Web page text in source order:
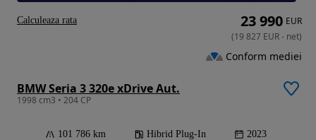
BMW Seria 3 320e xDrive Aut.
1998 cm3 • 204 CP
101 786 km Hibrid Plug-In 2023
23 990 EUR
(19 827 EUR- net)
Conform mediei
Calculeaza rata